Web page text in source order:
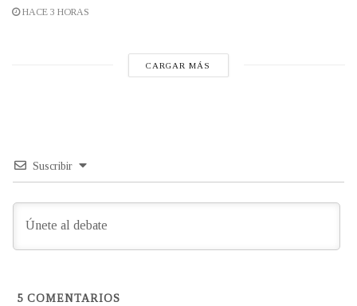
HACE 3 HORAS
CARGAR MÁS
Suscribir
5 COMENTARIOS